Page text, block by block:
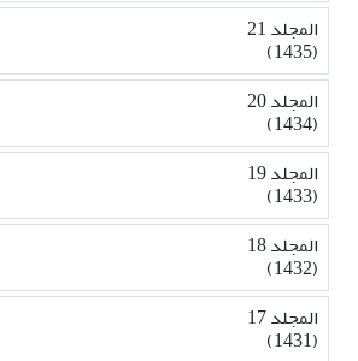
المجلد 21
(1435)
المجلد 20
(1434)
المجلد 19
(1433)
المجلد 18
(1432)
المجلد 17
(1431)